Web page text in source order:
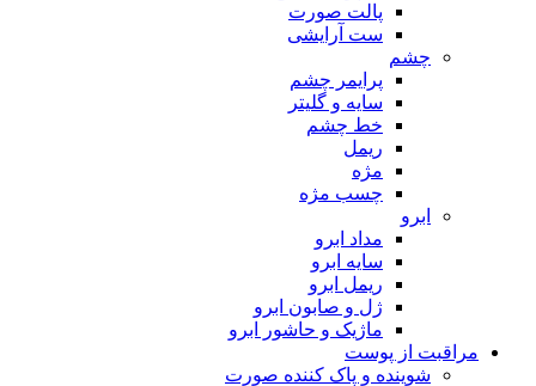
پالت صورت
ست آرایشی
چشم
پرایمر چشم
سایه و گلیتر
خط چشم
ریمل
مژه
چسب مژه
ابرو
مداد ابرو
سایه ابرو
ریمل ابرو
ژل و صابون ابرو
ماژیک و حاشور ابرو
مراقبت از پوست
شوینده و پاک کننده صورت